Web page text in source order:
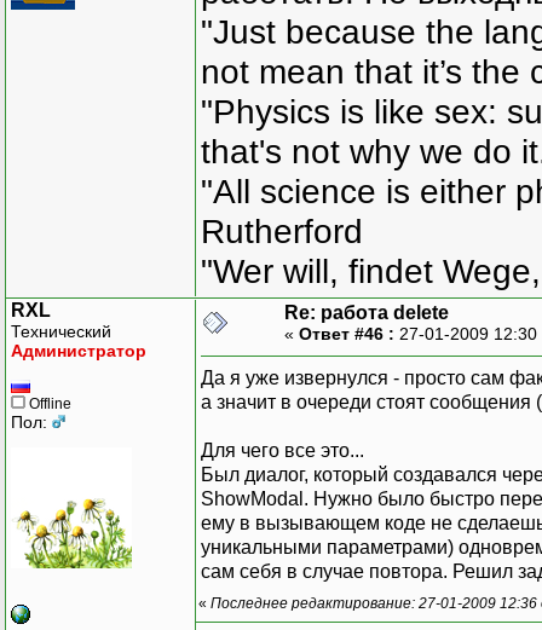
"Just because the
not mean that it’s the
"Physics is like sex:
that's not why we do
"All science is either
Rutherford
"Wer will, findet
RXL
Технический
Администратор
Offline
Пол:
Re: работа delete
« Ответ #46 : 27-01-2009
Да я уже извернулся - просто сам
а значит в очереди стоят
Для чего все это...
Был диалог, который создавался
ShowModal. Нужно было быстро
ему в вызывающем коде не
уникальными параметрами)
сам себя в случае повтора. Решил
« Последнее редактирование: 27-01-2009